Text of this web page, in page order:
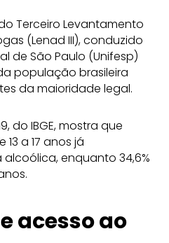
Terceiro Levantamento
(Lenad III), conduzido
de São Paulo (Unifesp)
população brasileira
da maioridade legal.
do IBGE, mostra que
a 17 anos já
enquanto 34,6%
acesso ao